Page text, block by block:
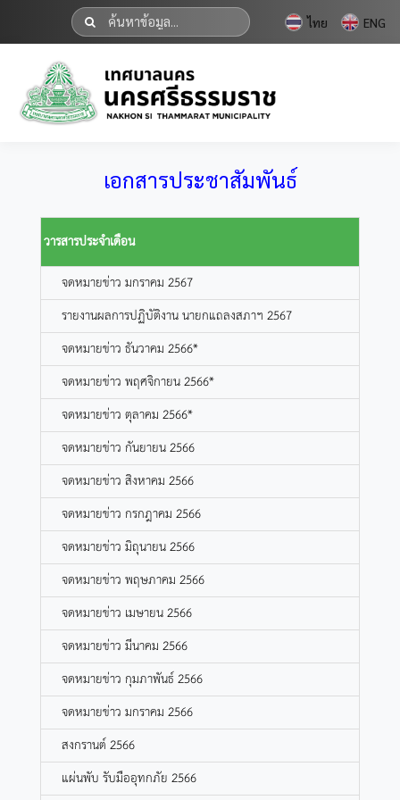
ไทย ENG
เอกสารประชาสัมพันธ์
วารสารประจำเดือน
จดหมายข่าว มกราคม 2567
รายงานผลการปฏิบัติงาน นายกแถลงสภาฯ 2567
จดหมายข่าว ธันวาคม 2566*
จดหมายข่าว พฤศจิกายน 2566*
จดหมายข่าว ตุลาคม 2566*
จดหมายข่าว กันยายน 2566
จดหมายข่าว สิงหาคม 2566
จดหมายข่าว กรกฎาคม 2566
จดหมายข่าว มิถุนายน 2566
จดหมายข่าว พฤษภาคม 2566
จดหมายข่าว เมษายน 2566
จดหมายข่าว มีนาคม 2566
จดหมายข่าว กุมภาพันธ์ 2566
จดหมายข่าว มกราคม 2566
สงกรานต์ 2566
แผ่นพับ รับมืออุทกภัย 2566